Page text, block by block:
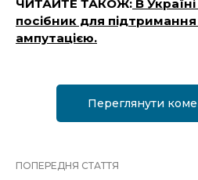
ЧИТАЙТЕ ТАКОЖ: В
посібник для
ампутацією.
Переглянути
ПОПЕРЕДНЯ СТАТТЯ